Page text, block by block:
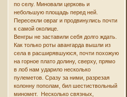
по селу. Миновали церковь и
небольшую площадь перед ней.
Пересекли овраг и продвинулись почти
к самой околице.
Венгры не заставили себя долго ждать.
Как только роты авангарда вышли из
села в расширявшуюся, почти похожую
на горное плато долину, сверху, прямо
в лоб нам ударило несколько
пулеметов. Сразу за ними, разрезая
колонну пополам, бил шестиствольный
миномет. Несколько связных,